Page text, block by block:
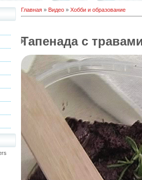
Главная » Видео » Хобби и образование
Тапенада с